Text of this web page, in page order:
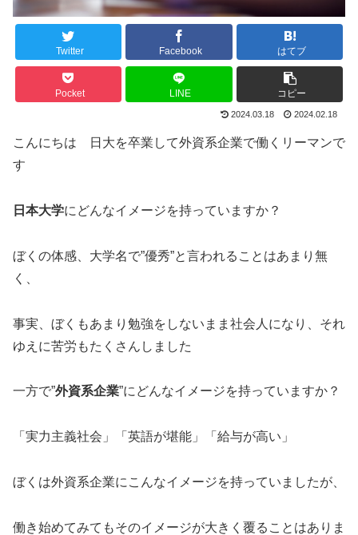
Twitter Facebook はてブ
Pocket LINE コピー
2024.03.18 2024.02.18
こんにちは 日大を卒業して外資系企業で働くリーマンで
す
日本大学にどんなイメージを持っていますか？
ぼくの体感、大学名で”優秀”と言われることはあまり無
く、
事実、ぼくもあまり勉強をしないまま社会人になり、それ
ゆえに苦労もたくさんしました
一方で”外資系企業”にどんなイメージを持っていますか？
「実力主義社会」「英語が堪能」「給与が高い」
ぼくは外資系企業にこんなイメージを持っていましたが、
働き始めてみてもそのイメージが大きく覆ることはありま